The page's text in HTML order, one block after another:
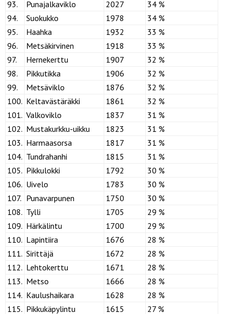
93. Punajalkaviklo 2027
34 %
94.
Suokukko 1978
34 %
95.
Haahka 1932
33 %
96.
Metsäkirvinen 1918
33 %
97.
Hernekerttu 1907
32 %
98.
Pikkutikka 1906
32 %
99.
Metsäviklo 1876
32 %
100. Keltavästäräkki 1861
32 %
101. Valkoviklo 1837
31 %
102. Mustakurkku-uikku 1823
31 %
103. Harmaasorsa 1817
31 %
104. Tundrahanhi 1815
31 %
105. Pikkulokki 1792
30 %
106. Uivelo 1783
30 %
107. Punavarpunen 1750
30 %
108. Tylli 1705
29 %
109. Härkälintu 1700
29 %
110. Lapintiira 1676
28 %
111. Sirittäjä 1672
28 %
112. Lehtokerttu 1671
28 %
113. Metso 1666
28 %
114. Kaulushaikara 1628
28 %
115. Pikkukäpylintu 1615
27 %